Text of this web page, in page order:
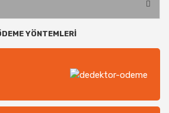
YÖNTEMLERİ